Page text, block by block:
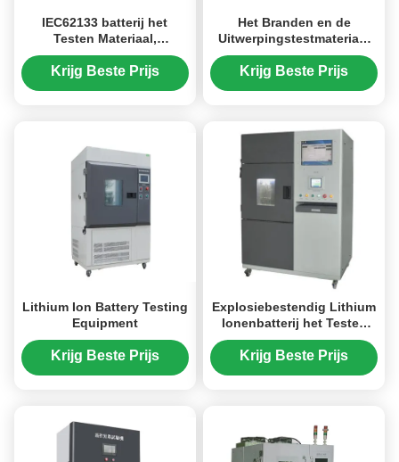
IEC62133 batterij het
Testen Materiaal,
Explosiebestendige de
Testkamer van het 8
Krijg Beste Prijs
Het Branden en de
Uitwerpingstestmateriaal
van de roestvrij
staalbatterij met PLC
Krijg Beste Prijs
Lithium Ion Battery Testing
Equipment
Krijg Beste Prijs
Explosiebestendig Lithium
Ionenbatterij het Testen
Materiaal voor Interne
Gedwongen Kort:sluiten
Krijg Beste Prijs